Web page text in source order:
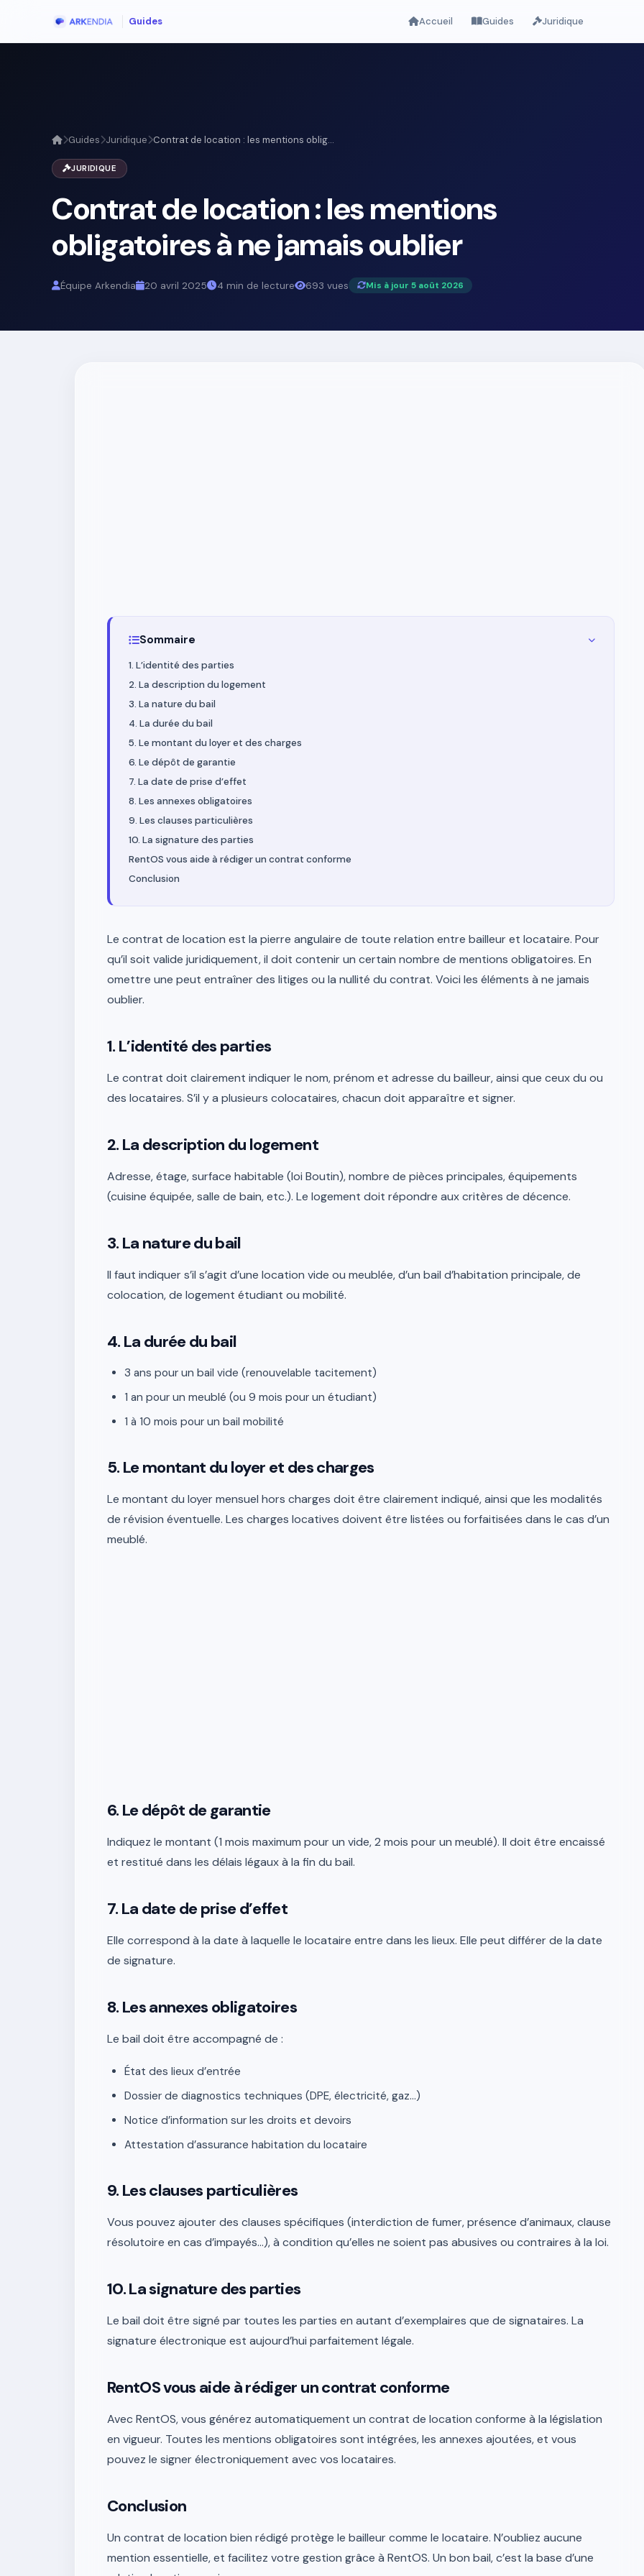
Guides Accueil Guides Juridique
Guides Juridique Contrat de location : les mentions oblig...
JURIDIQUE
Contrat de location : les mentions
obligatoires à ne jamais oublier
Équipe Arkendia 20 avril 2025 4 min de lecture 693 vues Mis à jour 5 août 2026
Sommaire
1. L’identité des parties
2. La description du logement
3. La nature du bail
4. La durée du bail
5. Le montant du loyer et des charges
6. Le dépôt de garantie
7. La date de prise d’effet
8. Les annexes obligatoires
9. Les clauses particulières
10. La signature des parties
RentOS vous aide à rédiger un contrat conforme
Conclusion
Le contrat de location est la pierre angulaire de toute relation entre bailleur et locataire. Pour
qu’il soit valide juridiquement, il doit contenir un certain nombre de mentions obligatoires. En
omettre une peut entraîner des litiges ou la nullité du contrat. Voici les éléments à ne jamais
oublier.
1. L’identité des parties
Le contrat doit clairement indiquer le nom, prénom et adresse du bailleur, ainsi que ceux du ou
des locataires. S’il y a plusieurs colocataires, chacun doit apparaître et signer.
2. La description du logement
Adresse, étage, surface habitable (loi Boutin), nombre de pièces principales, équipements
(cuisine équipée, salle de bain, etc.). Le logement doit répondre aux critères de décence.
3. La nature du bail
Il faut indiquer s’il s’agit d’une location vide ou meublée, d’un bail d’habitation principale, de
colocation, de logement étudiant ou mobilité.
4. La durée du bail
3 ans pour un bail vide (renouvelable tacitement)
1 an pour un meublé (ou 9 mois pour un étudiant)
1 à 10 mois pour un bail mobilité
5. Le montant du loyer et des charges
Le montant du loyer mensuel hors charges doit être clairement indiqué, ainsi que les modalités
de révision éventuelle. Les charges locatives doivent être listées ou forfaitisées dans le cas d’un
meublé.
6. Le dépôt de garantie
Indiquez le montant (1 mois maximum pour un vide, 2 mois pour un meublé). Il doit être encaissé
et restitué dans les délais légaux à la fin du bail.
7. La date de prise d’effet
Elle correspond à la date à laquelle le locataire entre dans les lieux. Elle peut différer de la date
de signature.
8. Les annexes obligatoires
Le bail doit être accompagné de :
État des lieux d’entrée
Dossier de diagnostics techniques (DPE, électricité, gaz…)
Notice d’information sur les droits et devoirs
Attestation d’assurance habitation du locataire
9. Les clauses particulières
Vous pouvez ajouter des clauses spécifiques (interdiction de fumer, présence d’animaux, clause
résolutoire en cas d’impayés…), à condition qu’elles ne soient pas abusives ou contraires à la loi.
10. La signature des parties
Le bail doit être signé par toutes les parties en autant d’exemplaires que de signataires. La
signature électronique est aujourd’hui parfaitement légale.
RentOS vous aide à rédiger un contrat conforme
Avec RentOS, vous générez automatiquement un contrat de location conforme à la législation
en vigueur. Toutes les mentions obligatoires sont intégrées, les annexes ajoutées, et vous
pouvez le signer électroniquement avec vos locataires.
Conclusion
Un contrat de location bien rédigé protège le bailleur comme le locataire. N’oubliez aucune
mention essentielle, et facilitez votre gestion grâce à RentOS. Un bon bail, c’est la base d’une